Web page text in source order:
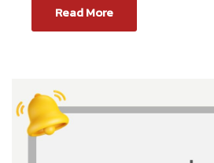
Read More